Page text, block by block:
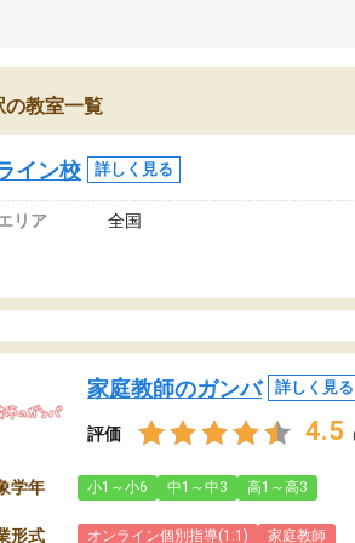
い
の教室一覧
イン校 詳しく見る
リア 全国
家庭教師のガンバ 詳しく見る
評価 4.5
学年 小1～小6 中1～中3 高1～高3
形式 オンライン個別指導(1:1) 家庭教師